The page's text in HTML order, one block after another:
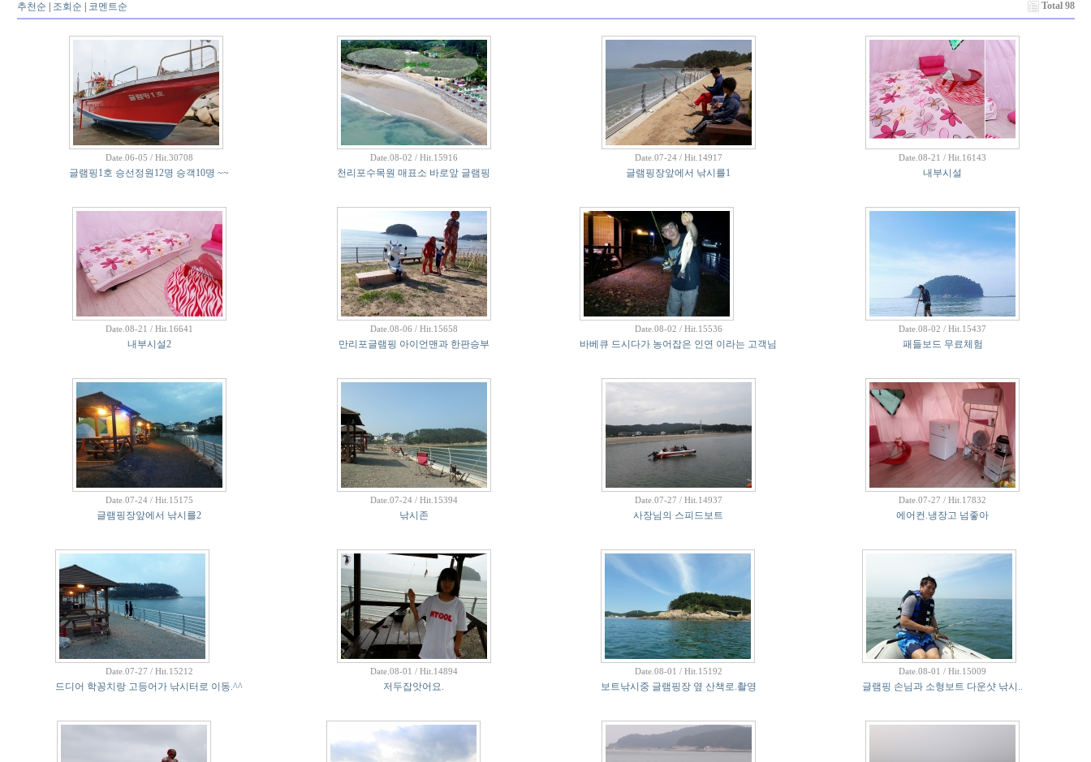
추천순 조회순 코멘트순 Total 98
Date.06-05 / Hit.30708
글램핑1호 승선정원12명 승객10명 ~~
Date.08-02 / Hit.15916
천리포수목원 매표소 바로앞 글램핑
Date.07-24 / Hit.14917
글램핑장앞에서 낚시를1
Date.08-21 / Hit.16143
내부시설
Date.08-21 / Hit.16641
내부시설2
Date.08-06 / Hit.15658
만리포글램핑 아이언맨과 한판승부
Date.08-02 / Hit.15536
바베큐 드시다가 농어잡은 인연 이라는 고객님
Date.08-02 / Hit.15437
패들보드 무료체험
Date.07-24 / Hit.15175
글램핑장앞에서 낚시를2
Date.07-24 / Hit.15394
낚시존
Date.07-27 / Hit.14937
사장님의 스피드보트
Date.07-27 / Hit.17832
에어컨.냉장고 넘좋아
Date.07-27 / Hit.15212
드디어 학꽁치랑 고등어가 낚시터로 이동.^^
Date.08-01 / Hit.14894
저두잡앗어요.
Date.08-01 / Hit.15192
보트낚시중 글램핑장 옆 산책로.촬영
Date.08-01 / Hit.15009
글램핑 손님과 소형보트 다운샷 낚시..